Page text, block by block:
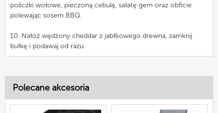
policzki wołowe, pieczoną cebulę, sałatę gem oraz obficie
polewając sosem BBQ.
10. Nałóż wędzony cheddar z jabłkowego drewna, zamknij
bułkę i podawaj od razu.
Polecane akcesoria